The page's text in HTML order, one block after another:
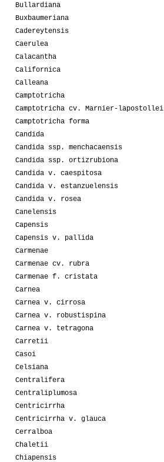
Bullardiana
Buxbaumeriana
Cadereytensis
Caerulea
Calacantha
Californica
Calleana
Camptotricha
Camptotricha cv. Marnier-lapostollei
Camptotricha forma
Candida
Candida ssp. menchacaensis
Candida ssp. ortizrubiona
Candida v. caespitosa
Candida v. estanzuelensis
Candida v. rosea
Canelensis
Capensis
Capensis v. pallida
Carmenae
Carmenae cv. rubra
Carmenae f. cristata
Carnea
Carnea v. cirrosa
Carnea v. robustispina
Carnea v. tetragona
Carretii
Casoi
Celsiana
Centralifera
Centraliplumosa
Centricirrha
Centricirrha v. glauca
Cerralboa
Chaletii
Chiapensis